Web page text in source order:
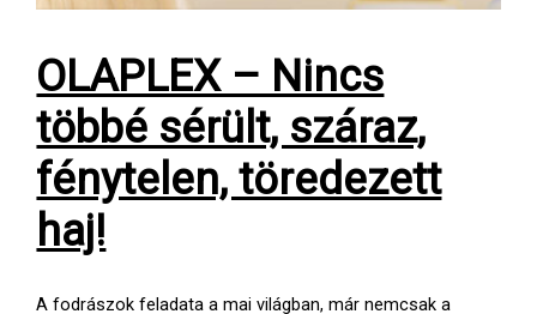
OLAPLEX – Nincs
többé sérült, száraz,
fénytelen, töredezett
haj!
A fodrászok feladata a mai világban, már nemcsak a